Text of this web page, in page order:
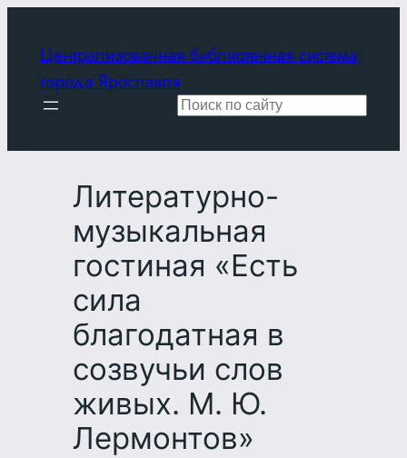
содержимому
Централизованная библиотечная система
города Ярославля
Поиск
Литературно-
музыкальная
гостиная «Есть
сила
благодатная в
созвучьи слов
живых. М. Ю.
Лермонтов»